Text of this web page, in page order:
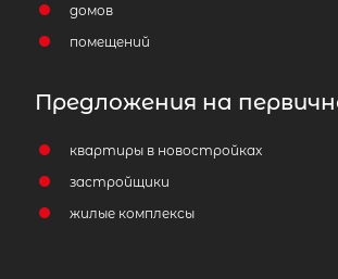
домов
помещений
Предложения на
квартиры в новостройках
застройщики
жилые комплексы